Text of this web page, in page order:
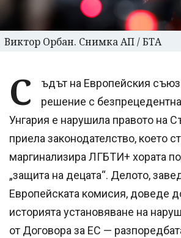
Виктор Орбан. Снимка АП / БТА
С
ъдът на Европейския
решение с
Унгария е нарушила правото на
приела законодателство, което
маргинализира ЛГБТИ+ хората
„защита на децата“. Делото,
Европейската комисия, доведе
историята установяване на
от Договора за ЕС —